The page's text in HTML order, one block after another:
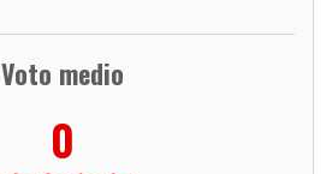
Voto medio
0